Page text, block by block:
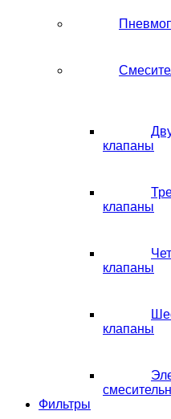
клапаны
клапаны
клапаны
клапаны
Фильтры